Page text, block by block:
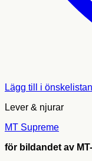
Lägg till i önskelistan
Lever & njurar
MT Supreme
för bildandet av